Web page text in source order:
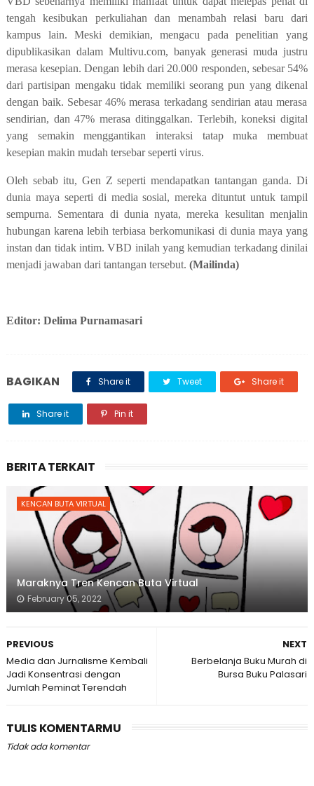
tengah kesibukan perkuliahan dan menambah relasi barudari
kampus lain.Meski demikian, mengacu pada penelitian yang
dipublikasikan dalam Multivu.com, banyak generasi muda justru
merasa kesepian. Dengan lebih dari 20.000 responden, sebesar 54%
dari partisipan mengaku tidak memiliki seorang pun yangdikenal
dengan baik. Sebesar 46% merasa terkadang sendirian atau merasa
sendirian, dan 47% merasa ditinggalkan. Terlebih,koneksi digital
yang semakin menggantikan interaksi tatap muka
membuat
kesepian makin mudah tersebar seperti virus.
Oleh sebab itu, Gen Z seperti mendapatkan tantangan ganda. Di
dunia maya seperti di media sosial, mereka dituntut untuk tampil
sempurna. Sementara di dunia nyata, mereka kesulitan menjalin
hubungan karena lebih terbiasa berkomunikasi di dunia maya yang
instan dan tidak intim. VBD inilah yang kemudian terkadangdinilai
menjadi jawaban dari tantangan tersebut. (Mailinda)
Editor: Delima Purnamasari
BAGIKAN Share it Tweet Share it
Share it Pin it
BERITA TERKAIT
KENCAN BUTA VIRTUAL
Maraknya Tren Kencan Buta Virtual
February 05, 2022
NEXT
Berbelanja Buku Murah di
Bursa Buku Palasari
PREVIOUS
Media dan Jurnalisme Kembali
Jadi Konsentrasi dengan
Jumlah Peminat Terendah
TULIS KOMENTARMU
Tidak ada komentar